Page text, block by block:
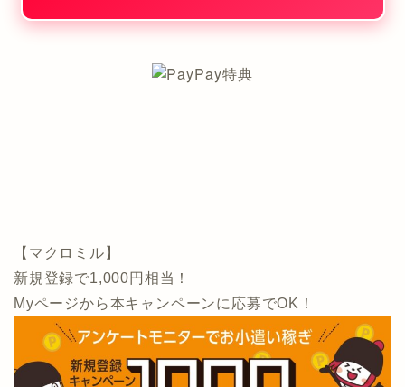
【マクロミル】
新規登録で1,000円相当！
Myページから本キャンペーンに応募でOK！